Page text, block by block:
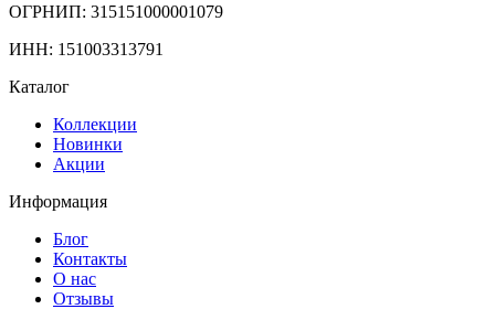
ОГРНИП: 315151000001079
ИНН: 151003313791
Каталог
Коллекции
Новинки
Акции
Информация
Блог
Контакты
О нас
Отзывы